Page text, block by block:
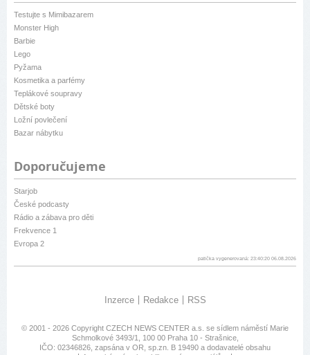
Testujte s Mimibazarem
Monster High
Barbie
Lego
Pyžama
Kosmetika a parfémy
Teplákové soupravy
Dětské boty
Ložní povlečení
Bazar nábytku
Doporučujeme
Starjob
České podcasty
Rádio a zábava pro děti
Frekvence 1
Evropa 2
patička vygenerovaná: 23:40:20 06.08.2026
Inzerce Redakce RSS
© 2001 - 2026 Copyright CZECH NEWS CENTER a.s. se sídlem náměstí Marie
Schmolkové 3493/1, 100 00 Praha 10 - Strašnice,
IČO: 02346826, zapsána v OR, sp.zn. B 19490 a dodavatelé obsahu